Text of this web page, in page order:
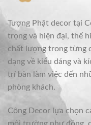
Tượng Phật decor tại
trọng và hiện đại, thể
chất lượng trong từng
dạng về kiểu dáng và
trí bàn làm việc đến
phòng khách.
Công Decor lựa chọn